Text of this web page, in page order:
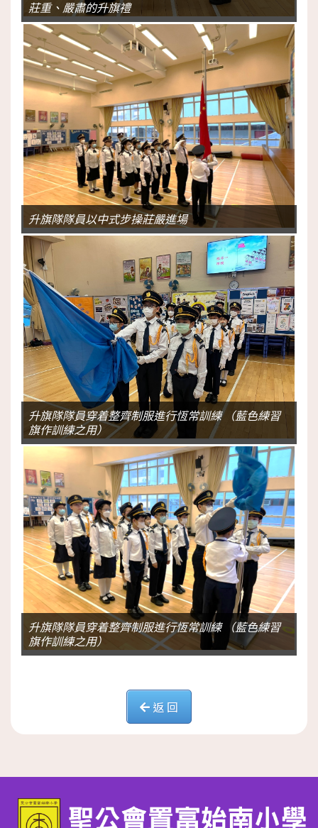
莊重、嚴肅的升旗禮
升旗隊隊員以中式步操莊嚴進場
升旗隊隊員穿着整齊制服進行恆常訓練 （藍色練習
旗作訓練之用）
升旗隊隊員穿着整齊制服進行恆常訓練 （藍色練習
旗作訓練之用）
返 回